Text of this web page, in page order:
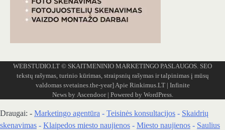
WEBSTUDIO.LT © SKAITMENINIO MARKETINGO PASLAUGOS. SEO
tekstų rašymas, turinio kūrimas, straipsnių rašymas ir talpinimas į mūsų
valdomas svetaines.the-year] Apie Rinkimus.LT| Infinite
News by Ascendoor| Powered by WordPress.
Draugai: - Marketingo agentūra - Teisinės konsultacijos - Skaidrių
skenavimas - Klaipedos miesto naujienos - Miesto naujienos - Saulius